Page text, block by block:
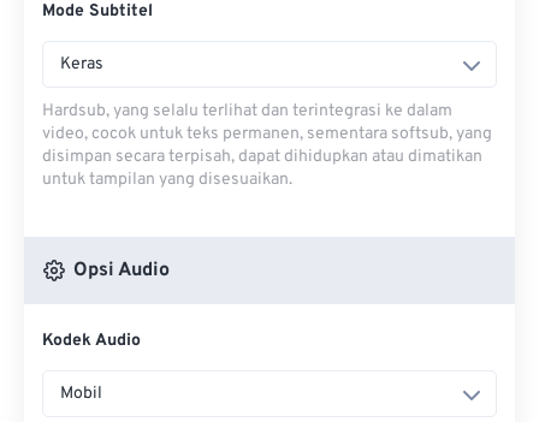
Mode Subtitel
Keras
Hardsub, yang selalu terlihat dan terintegrasi ke dalam
video, cocok untuk teks permanen, sementara softsub, yang
disimpan secara terpisah, dapat dihidupkan atau dimatikan
untuk tampilan yang disesuaikan.
Opsi Audio
Kodek Audio
Mobil